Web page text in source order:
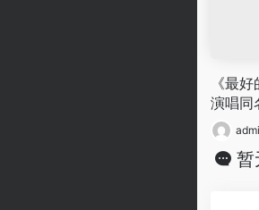
《最
演唱同
暂